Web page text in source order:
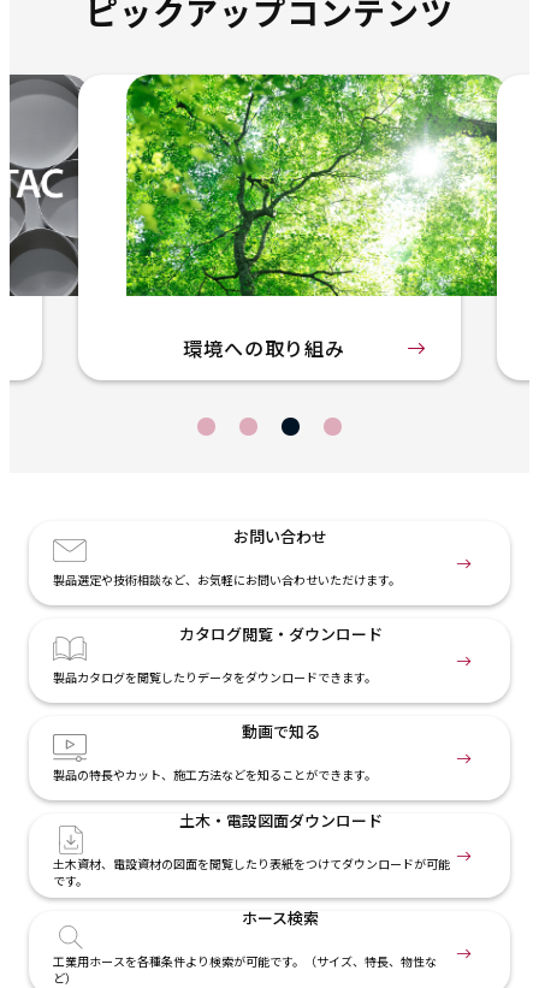
ピックアップコンテンツ
オンライン相談
お問い合わせ
製品選定や技術相談など、お気軽にお問い合わせいただけます。
カタログ閲覧・ ダウンロード
製品カタログを閲覧したりデータをダウンロードできます。
動画で知る
製品の特長やカット、施工方法などを知ることができます。
土木・電設図面ダウンロード
土木資材、電設資材の図面を閲覧したり表紙をつけてダウンロードが可能
です。
ホース検索
工業用ホースを各種条件より検索が可能です。（サイズ、特長、物性な
ど）